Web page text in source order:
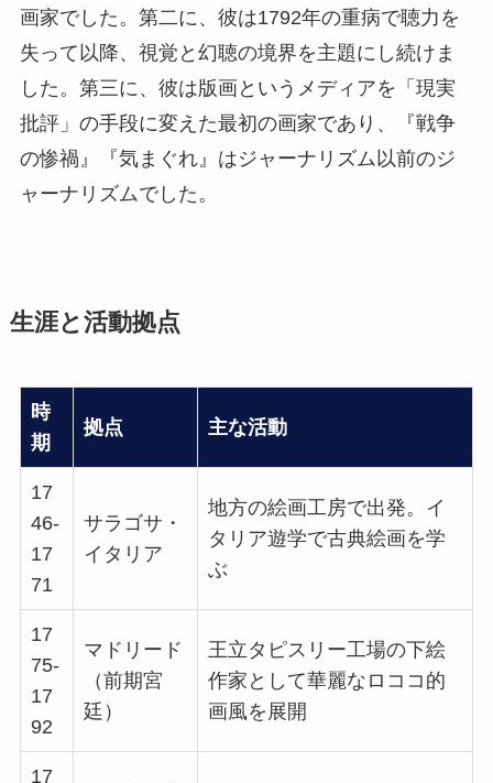
画家でした。第二に、彼は1792年の重病で聴力を
失って以降、視覚と幻聴の境界を主題にし続けま
した。第三に、彼は版画というメディアを「現実
批評」の手段に変えた最初の画家であり、『戦争
の惨禍』『気まぐれ』はジャーナリズム以前のジ
ャーナリズムでした。
生涯と活動拠点
時
期
拠点 主な活動
17
46-
17
71
サラゴサ・
イタリア
地方の絵画工房で出発。イ
タリア遊学で古典絵画を学
ぶ
17
75-
17
92
マドリード
（前期宮
廷）
王立タピスリー工場の下絵
作家として華麗なロココ的
画風を展開
17